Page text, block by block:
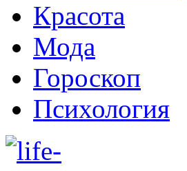
Красота
Мода
Гороскоп
Психология